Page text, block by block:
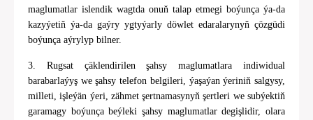
maglumatlar islendik wagtda onuň talap etmegi boýunça ýa-da
kazyýetiň ýa-da gaýry ygtyýarly döwlet edaralarynyň çözgüdi
boýunça aýrylyp bilner.
3. Rugsat çäklendirilen şahsy maglumatlara indiwidual
barabarlaýyş we şahsy telefon belgileri, ýaşaýan ýeriniň salgysy,
milleti, işleýän ýeri, zähmet şertnamasynyň şertleri we subýektiň
garamagy boýunça beýleki şahsy maglumatlar degişlidir, olara